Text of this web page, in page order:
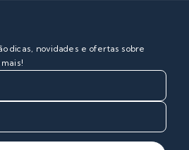
dicas, novidades e ofertas sobre